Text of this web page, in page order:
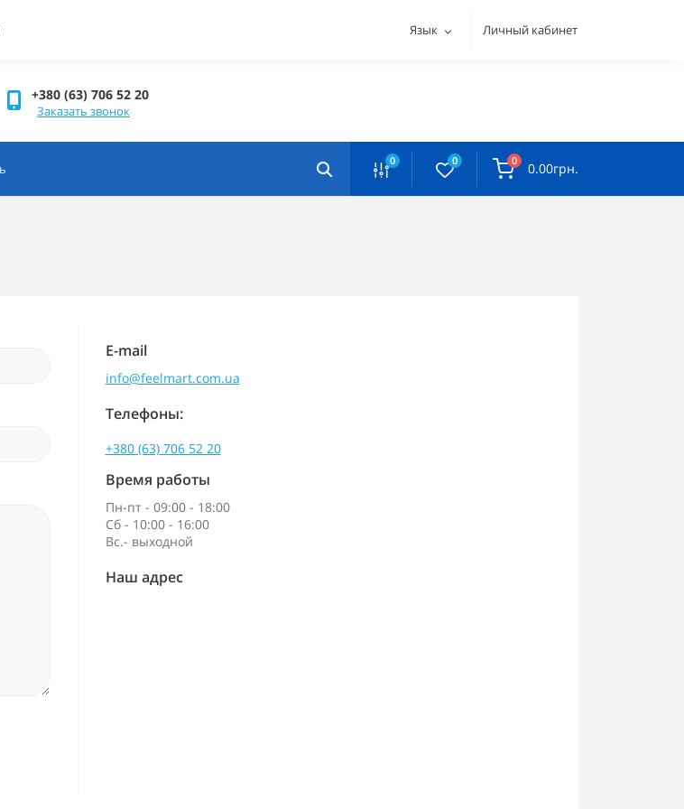
Язык Личный кабинет
+380 (63) 706 52 20
Заказать звонок
0 0 0 0.00грн.
E-mail
info@feelmart.com.ua
Телефоны:
+380 (63) 706 52 20
Время работы
Пн-пт - 09:00 - 18:00
Сб - 10:00 - 16:00
Вс.- выходной
Наш адрес